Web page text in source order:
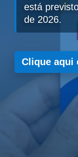
está
de 2026.
Clique aqui